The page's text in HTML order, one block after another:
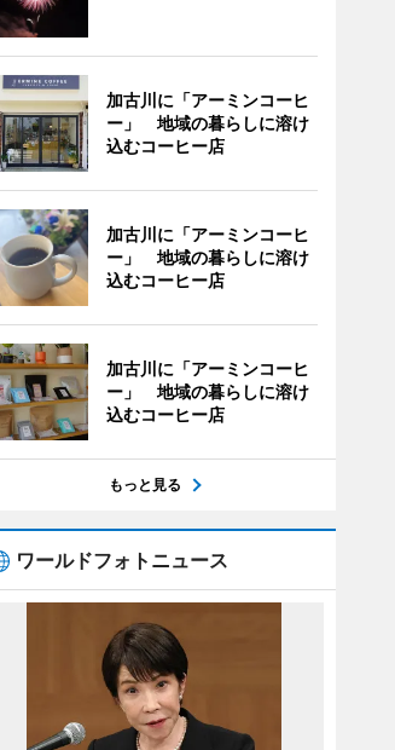
加古川に「アーミンコーヒ
ー」 地域の暮らしに溶け
込むコーヒー店
加古川に「アーミンコーヒ
ー」 地域の暮らしに溶け
込むコーヒー店
加古川に「アーミンコーヒ
ー」 地域の暮らしに溶け
込むコーヒー店
もっと見る
ワールドフォトニュース